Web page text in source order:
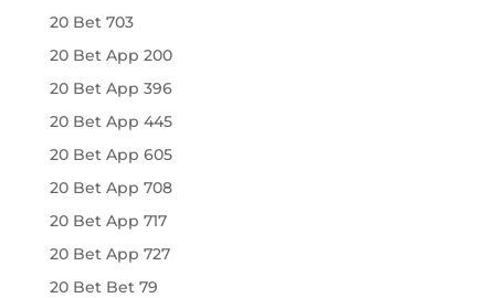
20 Bet 703
20 Bet App 200
20 Bet App 396
20 Bet App 445
20 Bet App 605
20 Bet App 708
20 Bet App 717
20 Bet App 727
20 Bet Bet 79